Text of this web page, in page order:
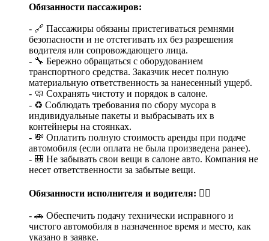
Обязанности пассажиров:
- 🔗 Пассажиры обязаны пристегиваться ремнями
безопасности и не отстегивать их без разрешения
водителя или сопровождающего лица.
- 🔧 Бережно обращаться с оборудованием
транспортного средства. Заказчик несет полную
материальную ответственность за нанесенный ущерб.
- 🧼 Сохранять чистоту и порядок в салоне.
- ♻️ Соблюдать требования по сбору мусора в
индивидуальные пакеты и выбрасывать их в
контейнеры на стоянках.
- 💸 Оплатить полную стоимость аренды при подаче
автомобиля (если оплата не была произведена ранее).
- 🎒 Не забывать свои вещи в салоне авто. Компания не
несет ответственности за забытые вещи.
Обязанности исполнителя и водителя: 👨‍✈️
- 🚗 Обеспечить подачу технически исправного и
чистого автомобиля в назначенное время и место, как
указано в заявке.